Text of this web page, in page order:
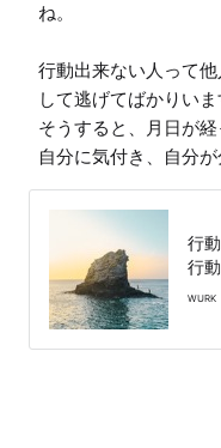
ね。
行動出来ない人って
して逃げてばかりいま
そうすると、月日が
自分に気付き、自分
行
行
WURK